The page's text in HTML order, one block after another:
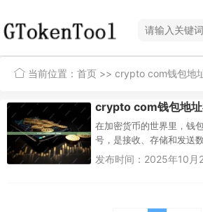
当前位置： 首页 >> crypto com钱包地
crypto com钱包地
在加密货币的世界里，钱
号，是接收、存储和发送
Crypto.com的用户来说，
发布时间：2025年10月